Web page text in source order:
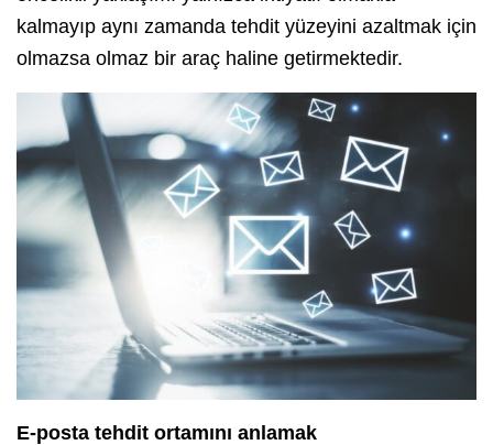
kalmayıp aynı zamanda tehdit yüzeyini azaltmak için
olmazsa olmaz bir araç haline getirmektedir.
E-posta tehdit ortamını anlamak